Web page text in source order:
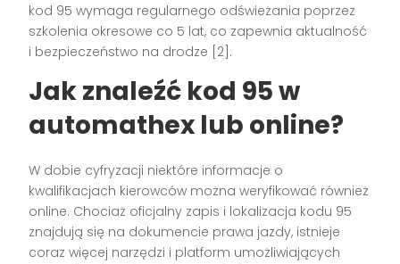
kod 95 wymaga regularnego odświeżania poprzez
szkolenia okresowe co 5 lat, co zapewnia aktualność
i bezpieczeństwo na drodze [2].
Jak znaleźć kod 95 w
automathex lub online?
W dobie cyfryzacji niektóre informacje o
kwalifikacjach kierowców można weryfikować również
online. Chociaż oficjalny zapis i lokalizacja kodu 95
znajdują się na dokumencie prawa jazdy, istnieje
coraz więcej narzędzi i platform umożliwiających